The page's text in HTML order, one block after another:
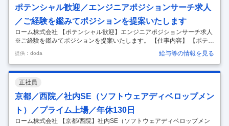
ポテンシャル歓迎／エンジニアポジションサーチ求人
／ご経験を鑑みてポジションを提案いたします
ローム株式会社 【ポテンシャル歓迎】エンジニアポジションサーチ求人
※ご経験を鑑みてポジションを提案いたします。 【仕事内容】 【ポテン
シャル歓迎】エンジニアポジションサーチ求人※ご経験を鑑みてポジシ
ョンを提案いたします。 【具体的な仕事内容】 ■概要：ご経験・バック
グラウンドに応じて、ポジションをご紹介いたします。半導体技術者の
方に幅広くご応募いただくための求人です。 ■募集職種 ・回路設計（ア
ナログ・デジタル） ・パワーデバイス開発 ・半導体デバイスの研究開発
・アプリケーションエンジニア ■技術者としての面白み 同社のエンジニ
アは、設計からコスト設定、量産移管、テスト立ち上げ、クレーム対応
…
提供：doda 給与等の情報を見る
正社員
京都／西院／社内SE（ソフトウェアディベロップメン
ト）／プライム上場／年休130日
ローム株式会社 【京都/西院】社内SE（ソフトウェアディベロップメン